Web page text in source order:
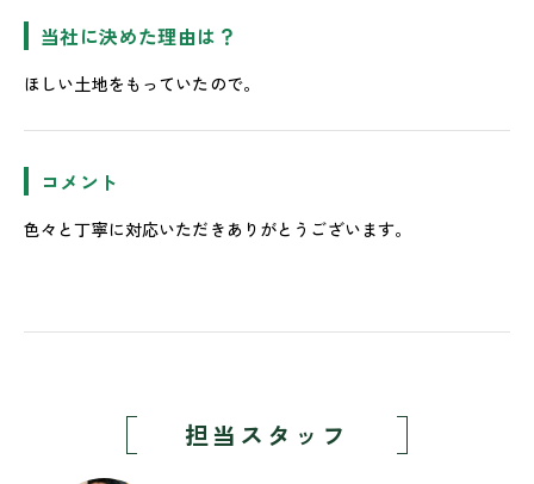
当社に決めた理由は？
ほしい土地をもっていたので。
コメント
色々と丁寧に対応いただきありがとうございます。
担当スタッフ